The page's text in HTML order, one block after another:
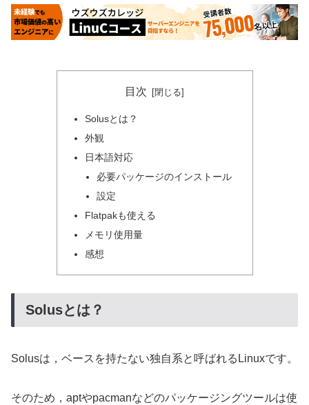
目次
Solusとは？
外観
日本語対応
必要パッケージのインストール
設定
Flatpakも使える
メモリ使用量
感想
Solusとは？
Solusは，ベースを持たない独自系と呼ばれるLinuxです。
そのため，aptやpacmanなどのパッケージングツールは使